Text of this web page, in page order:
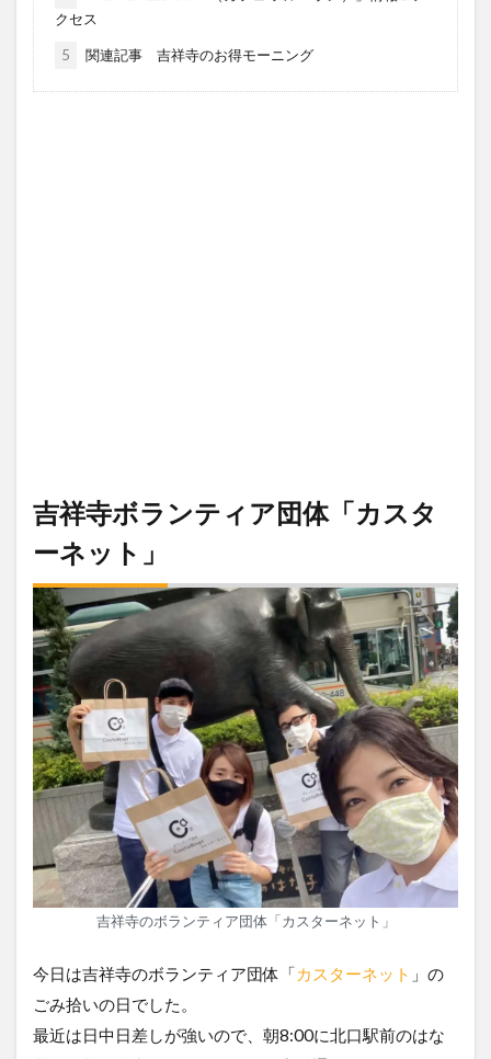
クセス
5 関連記事 吉祥寺のお得モーニング
吉祥寺ボランティア団体「カスタ
ーネット」
吉祥寺のボランティア団体「カスターネット」
今日は吉祥寺のボランティア団体「カスターネット 」の
ごみ拾いの日でした。
最近は日中日差しが強いので、朝8:00に北口駅前のはな